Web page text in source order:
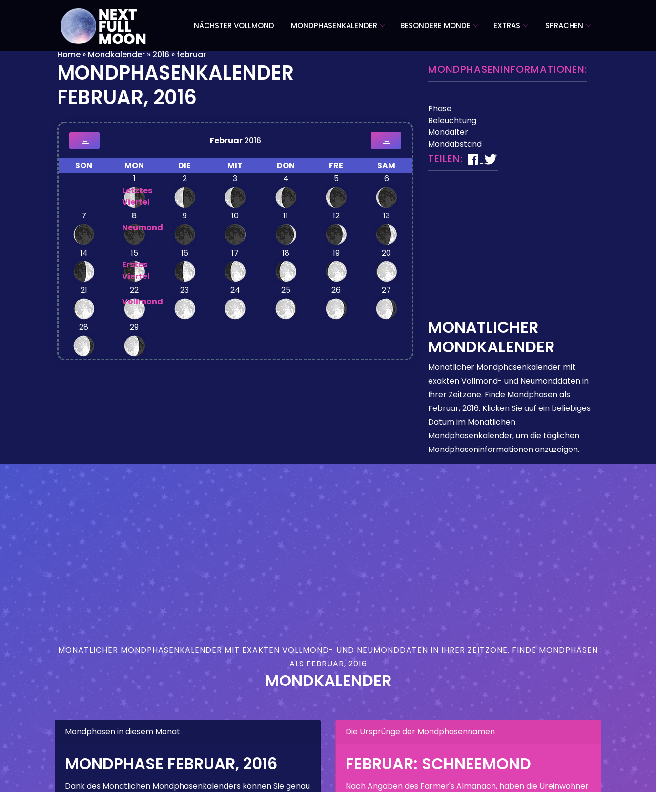
NÄCHSTER VOLLMOND MONDPHASENKALENDER BESONDERE MONDE EXTRAS SPRACHEN
Home»Mondkalender»2016»februar
MONDPHASENKALENDER
FEBRUAR, 2016
← Februar2016 →
SON MON DIE MIT DON FRE
SAM
1
Letztes
Viertel
2 3 4 5 6
7
8
Neumond
9 10 11 12 13
14
15
Erstes
Viertel
16 17 18 19 20
21
22
Vollmond
23 24 25 26 27
28 29
MONDPHASENINFORMATIONEN:
Phase
Beleuchtung
Mondalter
Mondabstand
TEILEN:
MONATLICHER
MONDKALENDER
Monatlicher Mondphasenkalender mit
exakten Vollmond- und Neumonddaten in
Ihrer Zeitzone. Finde Mondphasen als
Februar, 2016. Klicken Sie auf ein beliebiges
Datum im Monatlichen
Mondphasenkalender, um die täglichen
Mondphaseninformationen anzuzeigen.
MONATLICHER MONDPHASENKALENDER MIT EXAKTEN VOLLMOND- UND NEUMONDDATEN IN IHRER ZEITZONE. FINDE MONDPHASEN
ALS FEBRUAR, 2016
MONDKALENDER
Mondphasen in diesem Monat
MONDPHASE FEBRUAR, 2016
Dank des Monatlichen Mondphasenkalenders können Sie genau
Die Ursprünge der Mondphasennamen
FEBRUAR: SCHNEEMOND
Nach Angaben des Farmer's Almanach, haben die Ureinwohner